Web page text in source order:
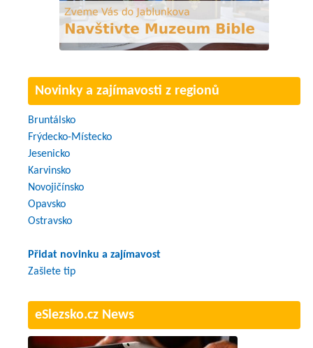
Novinky a zajímavosti z regionů
Bruntálsko
Frýdecko-Místecko
Jesenicko
Karvinsko
Novojičínsko
Opavsko
Ostravsko
Přidat novinku a zajímavost
Zašlete tip
eSlezsko.cz News